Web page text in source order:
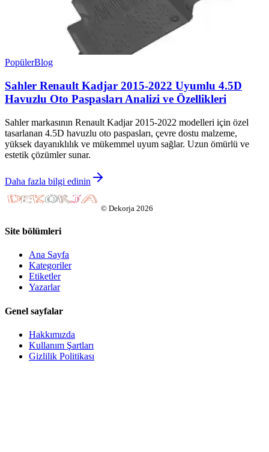
PopülerBlog
Sahler Renault Kadjar 2015-2022 Uyumlu 4.5D
Havuzlu Oto Paspasları Analizi ve Özellikleri
Sahler markasının Renault Kadjar 2015-2022 modelleri için özel
tasarlanan 4.5D havuzlu oto paspasları, çevre dostu malzeme,
yüksek dayanıklılık ve mükemmel uyum sağlar. Uzun ömürlü ve
estetik çözümler sunar.
Daha fazla bilgi edinin
© Dekorja 2026
Site bölümleri
Ana Sayfa
Kategoriler
Etiketler
Yazarlar
Genel sayfalar
Hakkımızda
Kullanım Şartları
Gizlilik Politikası